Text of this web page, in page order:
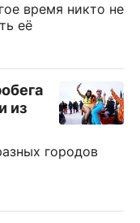
время никто не
её
из
городов